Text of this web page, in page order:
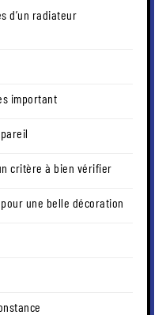
d’un radiateur
important
critère à bien vérifier
une belle décoration